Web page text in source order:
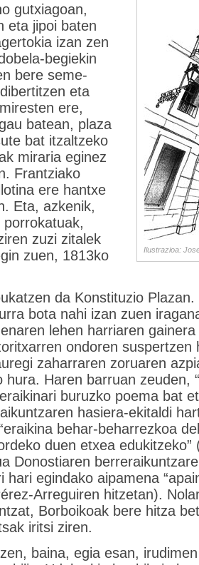
Ilustrazioa:
gutxiagoan,
eta jipoi baten
izan zen
begiekin
bere seme-
eta
ere,
batean, plaza
bat itzaltzeko
miraria eginez
Frantziako
ere hantxe
Eta, azkenik,
zuzi zitalek
zuen, 1813ko
da Konstituzio
bota nahi izan zuen
lehen harriaren
ondoren suspertzen
zaharraren zoruaren
hura. Haren barruan zeuden,
buruzko poema bat
hasiera-ekitaldi
behar-beharrezkoa
duen etxea edukitzeko”
Donostiaren
hari egindako aipamena
Arreguiren hitzetan).
Borboikoak bere hitza
iritsi ziren.
baina, egia esan,